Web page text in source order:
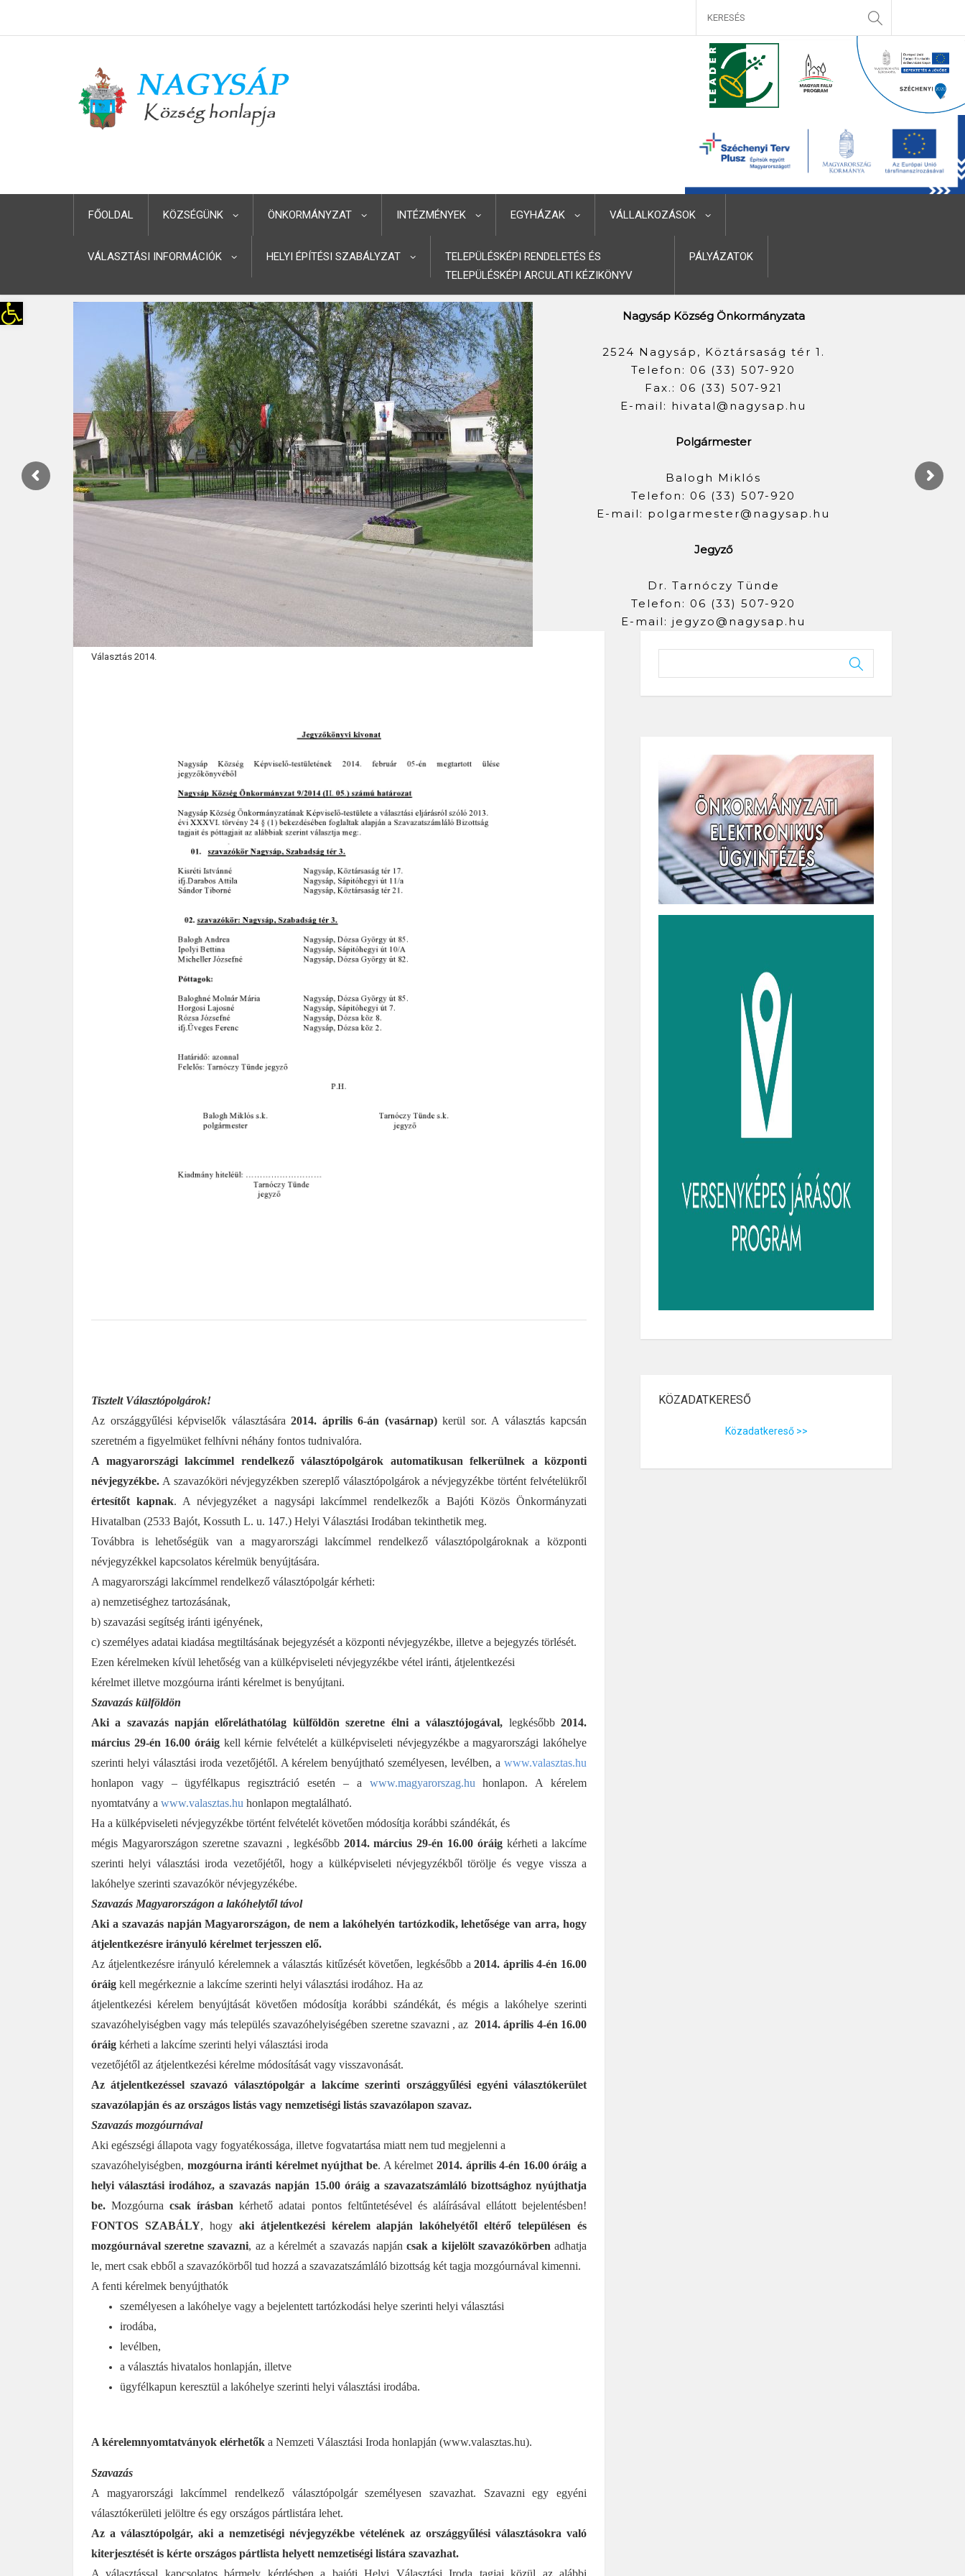
Eszköztár megnyitása
FŐOLDAL KÖZSÉGÜNK ÖNKORMÁNYZAT INTÉZMÉNYEK EGYHÁZAK VÁLLALKOZÁSOK
VÁLASZTÁSI INFORMÁCIÓK HELYI ÉPÍTÉSI SZABÁLYZAT
TELEPÜLÉSKÉPI RENDELETÉS ÉS
TELEPÜLÉSKÉPI ARCULATI KÉZIKÖNYV
PÁLYÁZATOK
Nagysáp Község Önkormányzata
2524 Nagysáp, Köztársaság tér 1.
Telefon: 06 (33) 507-920
Fax.: 06 (33) 507-921
E-mail: hivatal@nagysap.hu
Polgármester
Balogh Miklós
Telefon: 06 (33) 507-920
E-mail: polgarmester@nagysap.hu
Jegyző
Dr. Tarnóczy Tünde
Telefon: 06 (33) 507-920
E-mail: jegyzo@nagysap.hu
Választás 2014.
Tisztelt Választópolgárok!
Az országgyűlési képviselők választására 2014. április 6-án (vasárnap)kerül sor. A választás kapcsán
szeretném a figyelmüket felhívni néhány fontos tudnivalóra.
A magyarországi lakcímmel rendelkező választópolgárok automatikusan felkerülnek a központi
névjegyzékbe. A szavazóköri névjegyzékben szereplő választópolgárok a névjegyzékbe történt felvételükről
értesítőt kapnak. A névjegyzéket a nagysápi lakcímmel rendelkezők a Bajóti Közös Önkormányzati
Hivatalban (2533 Bajót, Kossuth L. u. 147.) Helyi Választási Irodában tekinthetik meg.
Továbbra is lehetőségük van a magyarországi lakcímmel rendelkező választópolgároknak a központi
névjegyzékkel kapcsolatos kérelmük benyújtására.
A magyarországi lakcímmel rendelkező választópolgár kérheti:
a) nemzetiséghez tartozásának,
b) szavazási segítség iránti igényének,
c) személyes adatai kiadása megtiltásának bejegyzését a központi névjegyzékbe, illetve a bejegyzés törlését.
Ezen kérelmeken kívül lehetőség van a külképviseleti névjegyzékbe vétel iránti, átjelentkezési
kérelmet illetve mozgóurna iránti kérelmet is benyújtani.
Szavazás külföldön
Aki a szavazás napján előreláthatólag külföldön szeretne élni a választójogával, legkésőbb2014.
március 29-én 16.00 óráig kell kérnie felvételét a külképviseleti névjegyzékbe a magyarországi lakóhelye
szerinti helyi választási iroda vezetőjétől. A kérelem benyújtható személyesen, levélben, a www.valasztas.hu
honlapon vagy – ügyfélkapus regisztráció esetén – a www.magyarorszag.huhonlapon. A kérelem
nyomtatvány a www.valasztas.hu honlapon megtalálható.
Ha a külképviseleti névjegyzékbe történt felvételét követően módosítja korábbi szándékát, és
mégis Magyarországon szeretne szavazni , legkésőbb 2014. március 29-én 16.00 óráig kérheti a lakcíme
szerinti helyi választási iroda vezetőjétől, hogy a külképviseleti névjegyzékből törölje és vegye vissza a
lakóhelye szerinti szavazókör névjegyzékébe.
Szavazás Magyarországon a lakóhelytől távol
Aki a szavazás napján Magyarországon, de nem a lakóhelyén tartózkodik, lehetősége van arra, hogy
átjelentkezésre irányuló kérelmet terjesszen elő.
Az átjelentkezésre irányuló kérelemnek a választás kitűzését követően, legkésőbb a2014. április 4-én 16.00
óráig kell megérkeznie a lakcíme szerinti helyi választási irodához. Ha az
átjelentkezési kérelem benyújtását követően módosítja korábbi szándékát, és mégis a lakóhelye szerinti
szavazóhelyiségben vagy más település szavazóhelyiségében szeretne szavazni , az2014. április 4-én 16.00
óráig kérheti a lakcíme szerinti helyi választási iroda
vezetőjétől az átjelentkezési kérelme módosítását vagy visszavonását.
Az átjelentkezéssel szavazó választópolgár a lakcíme szerinti országgyűlési egyéni választókerület
szavazólapján és az országos listás vagy nemzetiségi listás szavazólapon szavaz.
Szavazás mozgóurnával
Aki egészségi állapota vagy fogyatékossága, illetve fogvatartása miatt nem tud megjelenni a
szavazóhelyiségben, mozgóurna iránti kérelmet nyújthat be. A kérelmet 2014. április 4-én 16.00 óráig a
helyi választási irodához, a szavazás napján 15.00 óráig a szavazatszámláló bizottsághoz nyújthatja
be. Mozgóurnacsak írásban kérhető adatai pontos feltűntetésével és aláírásával ellátott bejelentésben!
FONTOS SZABÁLY, hogy aki átjelentkezési kérelem alapján lakóhelyétől eltérő településen és
mozgóurnával szeretne szavazni, az a kérelmét a szavazás napjáncsak a kijelölt szavazókörben adhatja
le, mert csak ebből a szavazókörből tud hozzá a szavazatszámláló bizottság két tagja mozgóurnával kimenni.
A fenti kérelmek benyújthatók
személyesen a lakóhelye vagy a bejelentett tartózkodási helye szerinti helyi választási
irodába,
levélben,
a választás hivatalos honlapján, illetve
ügyfélkapun keresztül a lakóhelye szerinti helyi választási irodába.
A kérelemnyomtatványok elérhetők a Nemzeti Választási Iroda honlapján (www.valasztas.hu).
Szavazás
A magyarországi lakcímmel rendelkező választópolgár személyesen szavazhat. Szavazni egy egyéni
választókerületi jelöltre és egy országos pártlistára lehet.
Az a választópolgár, aki a nemzetiségi névjegyzékbe vételének az országgyűlési választásokra való
kiterjesztését is kérte országos pártlista helyett nemzetiségi listára szavazhat.
A választással kapcsolatos bármely kérdésben a bajóti Helyi Választási Iroda tagjai közül az alábbi
KÖZADATKERESŐ
Közadatkereső >>